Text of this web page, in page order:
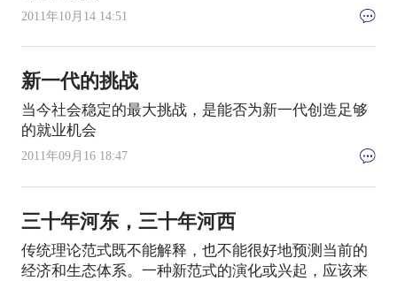
2011年10月14 14:51
新一代的挑战
当今社会稳定的最大挑战，是能否为新一代创造足够
的就业机会
2011年09月16 18:47
三十年河东，三十年河西
传统理论范式既不能解释，也不能很好地预测当前的
经济和生态体系。一种新范式的演化或兴起，应该来